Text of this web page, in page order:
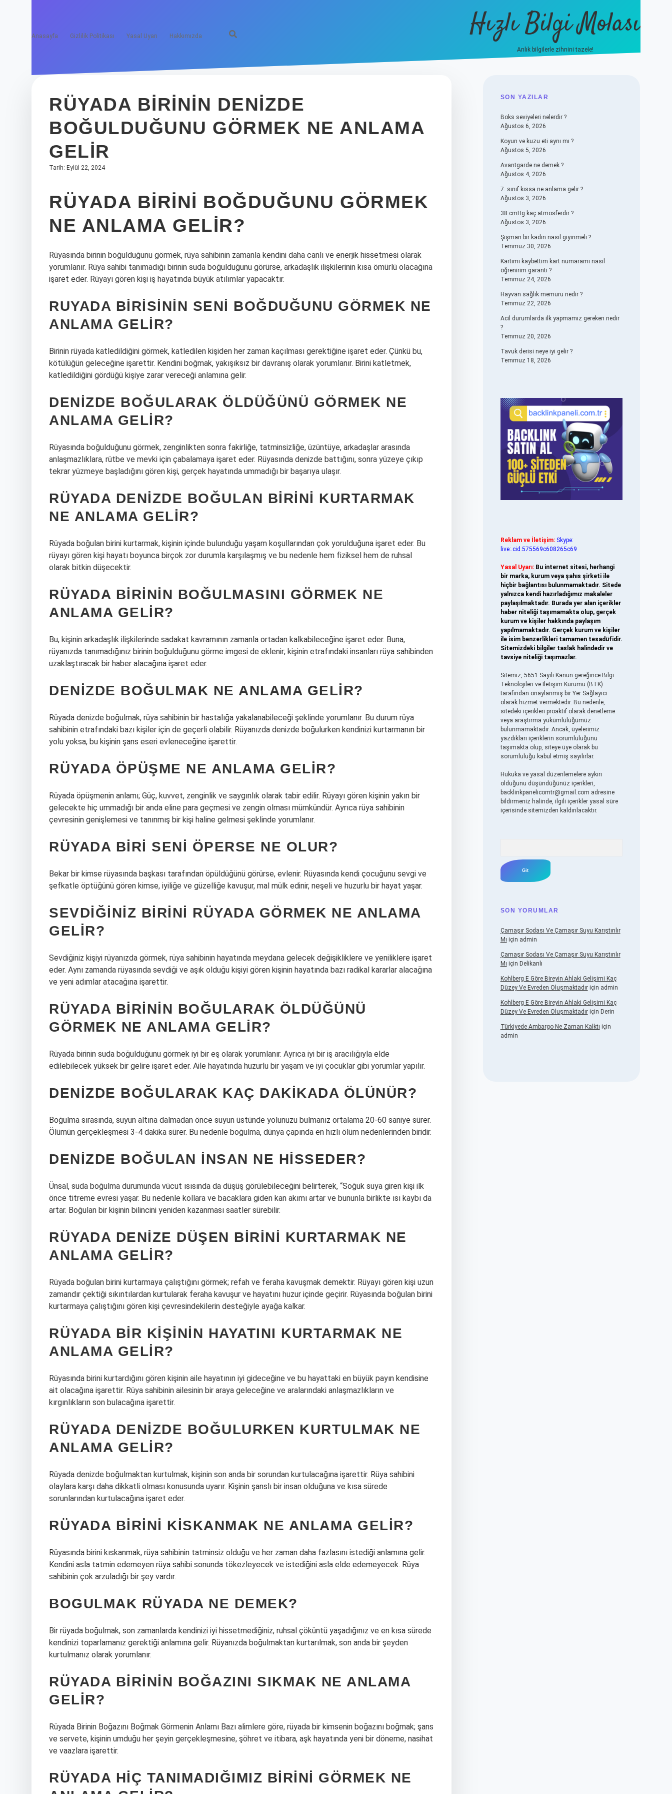
Anasayfa Gizlilik Politikası Yasal Uyarı Hakkımızda Hızlı Bilgi Molası
Anlık bilgilerle zihnini tazele!
RÜYADA BIRININ DENIZDE
BOĞULDUĞUNU GÖRMEK NE ANLAMA
GELIR
Tarih: Eylül 22, 2024
RÜYADA BIRINI BOĞDUĞUNU GÖRMEK
NE ANLAMA GELIR?
Rüyasında birinin boğulduğunu görmek, rüya sahibinin zamanla kendini daha canlı ve enerjik hissetmesi olarak
yorumlanır. Rüya sahibi tanımadığı birinin suda boğulduğunu görürse, arkadaşlık ilişkilerinin kısa ömürlü olacağına
işaret eder. Rüyayı gören kişi iş hayatında büyük atılımlar yapacaktır.
RUYADA BIRISININ SENI BOĞDUĞUNU GÖRMEK NE
ANLAMA GELIR?
Birinin rüyada katledildiğini görmek, katledilen kişiden her zaman kaçılması gerektiğine işaret eder. Çünkü bu,
kötülüğün geleceğine işarettir. Kendini boğmak, yakışıksız bir davranış olarak yorumlanır. Birini katletmek,
katledildiğini gördüğü kişiye zarar vereceği anlamına gelir.
DENIZDE BOĞULARAK ÖLDÜĞÜNÜ GÖRMEK NE
ANLAMA GELIR?
Rüyasında boğulduğunu görmek, zenginlikten sonra fakirliğe, tatminsizliğe, üzüntüye, arkadaşlar arasında
anlaşmazlıklara, rütbe ve mevki için çabalamaya işaret eder. Rüyasında denizde battığını, sonra yüzeye çıkıp
tekrar yüzmeye başladığını gören kişi, gerçek hayatında ummadığı bir başarıya ulaşır.
RÜYADA DENIZDE BOĞULAN BIRINI KURTARMAK
NE ANLAMA GELIR?
Rüyada boğulan birini kurtarmak, kişinin içinde bulunduğu yaşam koşullarından çok yorulduğuna işaret eder. Bu
rüyayı gören kişi hayatı boyunca birçok zor durumla karşılaşmış ve bu nedenle hem fiziksel hem de ruhsal
olarak bitkin düşecektir.
RÜYADA BIRININ BOĞULMASINI GÖRMEK NE
ANLAMA GELIR?
Bu, kişinin arkadaşlık ilişkilerinde sadakat kavramının zamanla ortadan kalkabileceğine işaret eder. Buna,
rüyanızda tanımadığınız birinin boğulduğunu görme imgesi de eklenir; kişinin etrafındaki insanları rüya sahibinden
uzaklaştıracak bir haber alacağına işaret eder.
DENIZDE BOĞULMAK NE ANLAMA GELIR?
Rüyada denizde boğulmak, rüya sahibinin bir hastalığa yakalanabileceği şeklinde yorumlanır. Bu durum rüya
sahibinin etrafındaki bazı kişiler için de geçerli olabilir. Rüyanızda denizde boğulurken kendinizi kurtarmanın bir
yolu yoksa, bu kişinin şans eseri evleneceğine işarettir.
RÜYADA ÖPÜŞME NE ANLAMA GELIR?
Rüyada öpüşmenin anlamı; Güç, kuvvet, zenginlik ve saygınlık olarak tabir edilir. Rüyayı gören kişinin yakın bir
gelecekte hiç ummadığı bir anda eline para geçmesi ve zengin olması mümkündür. Ayrıca rüya sahibinin
çevresinin genişlemesi ve tanınmış bir kişi haline gelmesi şeklinde yorumlanır.
RÜYADA BIRI SENI ÖPERSE NE OLUR?
Bekar bir kimse rüyasında başkası tarafından öpüldüğünü görürse, evlenir. Rüyasında kendi çocuğunu sevgi ve
şefkatle öptüğünü gören kimse, iyiliğe ve güzelliğe kavuşur, mal mülk edinir, neşeli ve huzurlu bir hayat yaşar.
SEVDIĞINIZ BIRINI RÜYADA GÖRMEK NE ANLAMA
GELIR?
Sevdiğiniz kişiyi rüyanızda görmek, rüya sahibinin hayatında meydana gelecek değişikliklere ve yeniliklere işaret
eder. Aynı zamanda rüyasında sevdiği ve aşık olduğu kişiyi gören kişinin hayatında bazı radikal kararlar alacağına
ve yeni adımlar atacağına işarettir.
RÜYADA BIRININ BOĞULARAK ÖLDÜĞÜNÜ
GÖRMEK NE ANLAMA GELIR?
Rüyada birinin suda boğulduğunu görmek iyi bir eş olarak yorumlanır. Ayrıca iyi bir iş aracılığıyla elde
edilebilecek yüksek bir gelire işaret eder. Aile hayatında huzurlu bir yaşam ve iyi çocuklar gibi yorumlar yapılır.
DENIZDE BOĞULARAK KAÇ DAKIKADA ÖLÜNÜR?
Boğulma sırasında, suyun altına dalmadan önce suyun üstünde yolunuzu bulmanız ortalama 20-60 saniye sürer.
Ölümün gerçekleşmesi 3-4 dakika sürer. Bu nedenle boğulma, dünya çapında en hızlı ölüm nedenlerinden biridir.
DENIZDE BOĞULAN INSAN NE HISSEDER?
Ünsal, suda boğulma durumunda vücut ısısında da düşüş görülebileceğini belirterek, “Soğuk suya giren kişi ilk
önce titreme evresi yaşar. Bu nedenle kollara ve bacaklara giden kan akımı artar ve bununla birlikte ısı kaybı da
artar. Boğulan bir kişinin bilincini yeniden kazanması saatler sürebilir.
RÜYADA DENIZE DÜŞEN BIRINI KURTARMAK NE
ANLAMA GELIR?
Rüyada boğulan birini kurtarmaya çalıştığını görmek; refah ve feraha kavuşmak demektir. Rüyayı gören kişi uzun
zamandır çektiği sıkıntılardan kurtularak feraha kavuşur ve hayatını huzur içinde geçirir. Rüyasında boğulan birini
kurtarmaya çalıştığını gören kişi çevresindekilerin desteğiyle ayağa kalkar.
RÜYADA BIR KIŞININ HAYATINI KURTARMAK NE
ANLAMA GELIR?
Rüyasında birini kurtardığını gören kişinin aile hayatının iyi gideceğine ve bu hayattaki en büyük payın kendisine
ait olacağına işarettir. Rüya sahibinin ailesinin bir araya geleceğine ve aralarındaki anlaşmazlıkların ve
kırgınlıkların son bulacağına işarettir.
RÜYADA DENIZDE BOĞULURKEN KURTULMAK NE
ANLAMA GELIR?
Rüyada denizde boğulmaktan kurtulmak, kişinin son anda bir sorundan kurtulacağına işarettir. Rüya sahibini
olaylara karşı daha dikkatli olması konusunda uyarır. Kişinin şanslı bir insan olduğuna ve kısa sürede
sorunlarından kurtulacağına işaret eder.
RÜYADA BIRINI KISKANMAK NE ANLAMA GELIR?
Rüyasında birini kıskanmak, rüya sahibinin tatminsiz olduğu ve her zaman daha fazlasını istediği anlamına gelir.
Kendini asla tatmin edemeyen rüya sahibi sonunda tökezleyecek ve istediğini asla elde edemeyecek. Rüya
sahibinin çok arzuladığı bir şey vardır.
BOGULMAK RÜYADA NE DEMEK?
Bir rüyada boğulmak, son zamanlarda kendinizi iyi hissetmediğiniz, ruhsal çöküntü yaşadığınız ve en kısa sürede
kendinizi toparlamanız gerektiği anlamına gelir. Rüyanızda boğulmaktan kurtarılmak, son anda bir şeyden
kurtulmanız olarak yorumlanır.
RÜYADA BIRININ BOĞAZINI SIKMAK NE ANLAMA
GELIR?
Rüyada Birinin Boğazını Boğmak Görmenin Anlamı Bazı alimlere göre, rüyada bir kimsenin boğazını boğmak; şans
ve servete, kişinin umduğu her şeyin gerçekleşmesine, şöhret ve itibara, aşk hayatında yeni bir döneme, nasihat
ve vaazlara işarettir.
RÜYADA HIÇ TANIMADIĞIMIZ BIRINI GÖRMEK NE
SIDEBAR
SON YAZILAR
Boks seviyeleri nelerdir ?
Ağustos 6, 2026
Koyun ve kuzu eti aynı mı ?
Ağustos 5, 2026
Avantgarde ne demek ?
Ağustos 4, 2026
7. sınıf kıssa ne anlama gelir ?
Ağustos 3, 2026
38 cmHg kaç atmosferdir ?
Ağustos 3, 2026
Şişman bir kadın nasıl giyinmeli ?
Temmuz 30, 2026
Kartımı kaybettim kart numaramı nasıl
öğrenirim garanti ?
Temmuz 24, 2026
Hayvan sağlık memuru nedir ?
Temmuz 22, 2026
Acil durumlarda ilk yapmamız gereken nedir
?
Temmuz 20, 2026
Tavuk derisi neye iyi gelir ?
Temmuz 18, 2026
Reklam ve İletişim: Skype:
live:.cid.575569c608265c69
Yasal Uyarı: Bu internet sitesi, herhangi
bir marka, kurum veya şahıs şirketi ile
hiçbir bağlantısı bulunmamaktadır. Sitede
yalnızca kendi hazırladığımız makaleler
paylaşılmaktadır. Burada yer alan içerikler
haber niteliği taşımamakta olup, gerçek
kurum ve kişiler hakkında paylaşım
yapılmamaktadır. Gerçek kurum ve kişiler
ile isim benzerlikleri tamamen tesadüfidir.
Sitemizdeki bilgiler taslak halindedir ve
tavsiye niteliği taşımazlar.
Sitemiz, 5651 Sayılı Kanun gereğince Bilgi
Teknolojileri ve İletişim Kurumu (BTK)
tarafından onaylanmış bir Yer Sağlayıcı
olarak hizmet vermektedir. Bu nedenle,
sitedeki içerikleri proaktif olarak denetleme
veya araştırma yükümlülüğümüz
bulunmamaktadır. Ancak, üyelerimiz
yazdıkları içeriklerin sorumluluğunu
taşımakta olup, siteye üye olarak bu
sorumluluğu kabul etmiş sayılırlar.
Hukuka ve yasal düzenlemelere aykırı
olduğunu düşündüğünüz içerikleri,
backlinkpanelicomtr@gmail.com adresine
bildirmeniz halinde, ilgili içerikler yasal süre
içerisinde sitemizden kaldırılacaktır.
SON YORUMLAR
Çamaşır Sodası Ve Çamaşır Suyu Karıştırılır
Mı için admin
Çamaşır Sodası Ve Çamaşır Suyu Karıştırılır
Mı için Delikanlı
Kohlberg E Göre Bireyin Ahlaki Gelişimi Kaç
Düzey Ve Evreden Oluşmaktadıriçin admin
Kohlberg E Göre Bireyin Ahlaki Gelişimi Kaç
Düzey Ve Evreden Oluşmaktadıriçin Derin
Türkiyede Ambargo Ne Zaman Kalktı için
admin